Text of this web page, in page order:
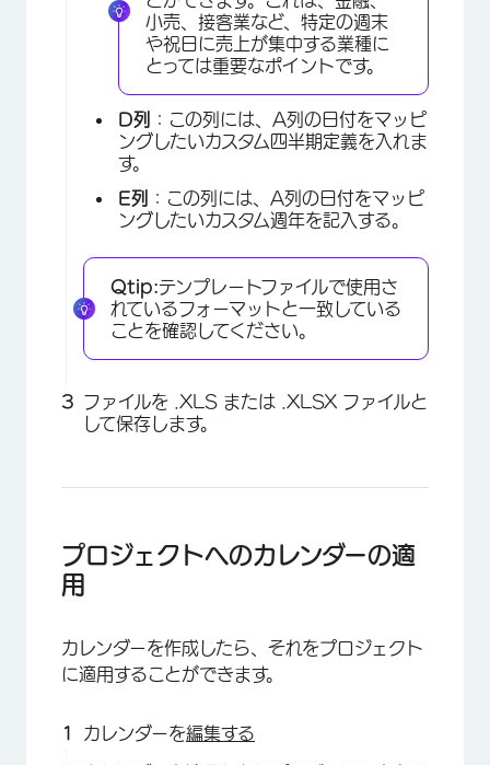
小売、接客業など、特定の週末
や祝日に売上が集中する業種に
とっては重要なポイントです。
D列
：この列には、A列の日付をマッピ
ングしたいカスタム四半期定義を入れま
す。
E列
：この列には、A列の日付をマッピ
ングしたいカスタム週年を記入する。
Qtip:テンプレートファイルで使用さ
れているフォーマットと一致している
ことを確認してください。
ファイルを .XLS または .XLSX ファイルと
して保存します。
プロジェクトへのカレンダーの適
用
カレンダーを作成したら、それをプロジェクト
に適用することができます。
カレンダーを編集する